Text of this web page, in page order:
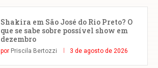
Shakira em São José do Rio Preto? O
que se sabe sobre possível show em
dezembro
por Priscila Bertozzi 3 de agosto de 2026